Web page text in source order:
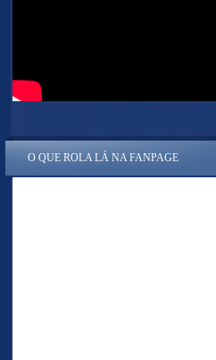
O QUE ROLA LÁ NA FANPAGE